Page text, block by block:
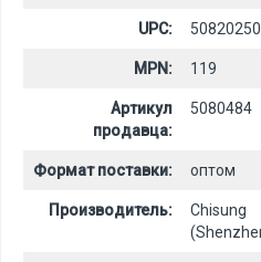
UPC:
MPN: 119
Артикул
продавца:
5080484
Формат поставки: оптом
Производитель: